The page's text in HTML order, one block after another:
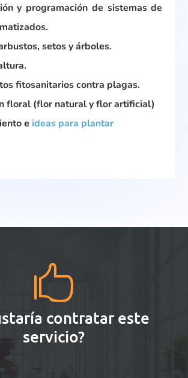
y programación de sistemas de
setos y árboles.
fitosanitarios contra plagas.
floral (flor natural y flor artificial)
e ideas para plantar

contratar este
servicio?